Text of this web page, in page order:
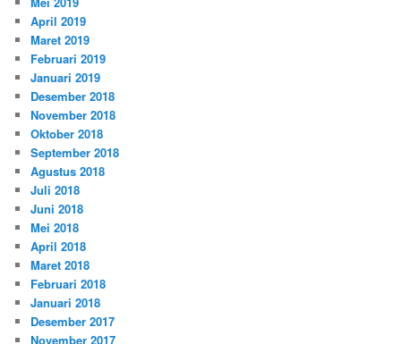
April 2019
Maret 2019
Februari 2019
Januari 2019
Desember 2018
November 2018
Oktober 2018
September 2018
Agustus 2018
Juli 2018
Juni 2018
Mei 2018
April 2018
Maret 2018
Februari 2018
Januari 2018
Desember 2017
November 2017